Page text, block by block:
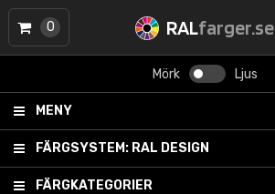
RALfarger.se
Mörk Ljus
MENY
FÄRGSYSTEM: RAL DESIGN
FÄRGKATEGORIER
0